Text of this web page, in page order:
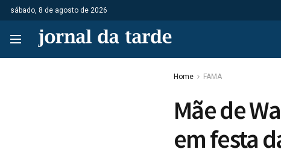
sábado, 8 de agosto de 2026
Home FAMA
Mãe de
em festa